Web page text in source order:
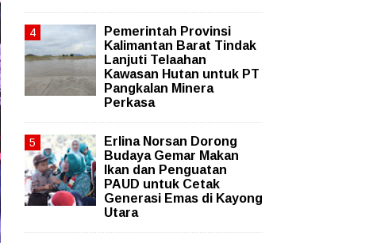
Pemerintah Provinsi
Kalimantan Barat Tindak
Lanjuti Telaahan
Kawasan Hutan untuk PT
Pangkalan Minera
Perkasa
Erlina Norsan Dorong
Budaya Gemar Makan
Ikan dan Penguatan
PAUD untuk Cetak
Generasi Emas di Kayong
Utara